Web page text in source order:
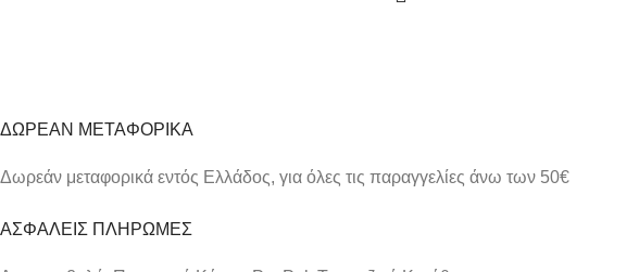
ΔΩΡΕΑΝ ΜΕΤΑΦΟΡΙΚΑ
Δωρεάν μεταφορικά εντός Ελλάδος, για όλες τις παραγγελίες άνω των 50€
ΑΣΦΑΛΕΙΣ ΠΛΗΡΩΜΕΣ